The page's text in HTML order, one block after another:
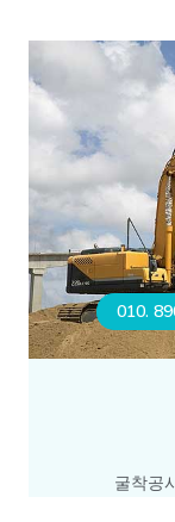
010.
굴착공